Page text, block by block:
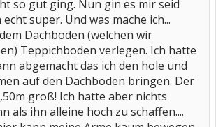
so gut ging. Nun gin es mir seid
super. Und was mache ich...
Dachboden (welchen wir
Teppichboden verlegen. Ich hatte
abgemacht das ich den hole und
auf den Dachboden bringen. Der
groß! Ich hatte aber nichts
als ihn alleine hoch zu schaffen....